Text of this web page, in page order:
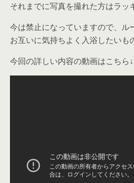
それまでに写真を撮れた方はラッ
今は禁止になっていますので、ル
お互いに気持ちよく入浴したいも
今回の詳しい内容の動画はこちら